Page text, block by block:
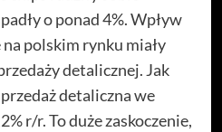
o ponad 4%. Wpływ
polskim rynku miały
detalicznej. Jak
detaliczna we
r/r. To duże zaskoczenie,